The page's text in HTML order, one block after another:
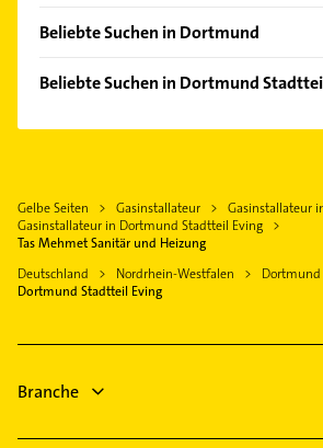
Berghofen
Hörde
Hombruch
Lichtendorf
Lindenhorst
Marten
Menglinghausen
Sölderholz
Lünen
Bergkamen
Unna
Datteln
Werne
Selm
Beliebte Suchen in Dortmund
Elektroinstallation
Elektro Reparatur
Phoniatrie
Putzfrau
Bauunternehmen
Beliebte Suchen in Dortmund
Gartenbau & Landschaftsbau
Lüftungsanlagen
Heizungsbauer
Heizungsfirmen
Putzfrau
Gelbe Seiten Gasinstallateur
Gasinstallateur
Gasinstallateur in Dortmund Stadtteil Eving
Tas Mehmet Sanitär und Heizung
Deutschland
Nordrhein-Westfalen
Dortmund
Dortmund Stadtteil Eving
Branche